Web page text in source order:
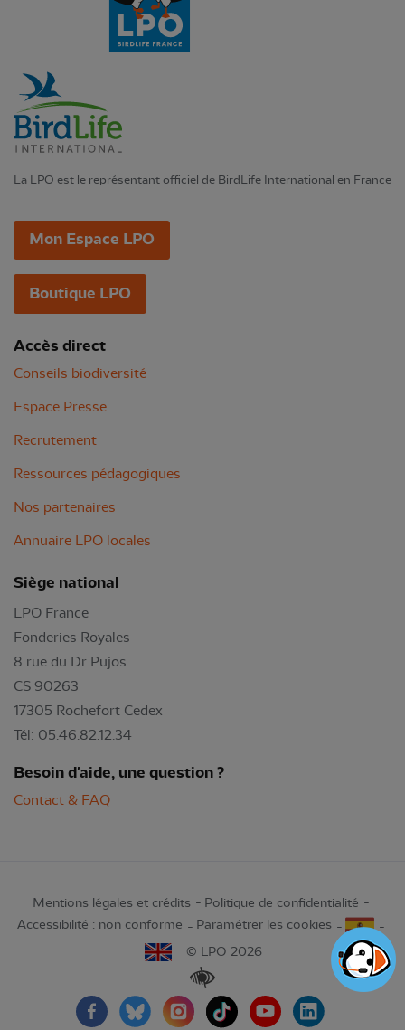
La LPO est le représentant officiel de BirdLife International en France
Mon Espace LPO
Boutique LPO
Accès direct
Conseils biodiversité
Espace Presse
Recrutement
Ressources pédagogiques
Nos partenaires
Annuaire LPO locales
Siège national
LPO France
Fonderies Royales
8 rue du Dr Pujos
CS 90263
17305 Rochefort Cedex
Tél: 05.46.82.12.34
Besoin d'aide, une question ?
Contact & FAQ
Mentions légales et crédits
Politique de confidentialité
Accessibilité : non conforme
Paramétrer les cookies
© LPO 2026
Renforcer les contrastes